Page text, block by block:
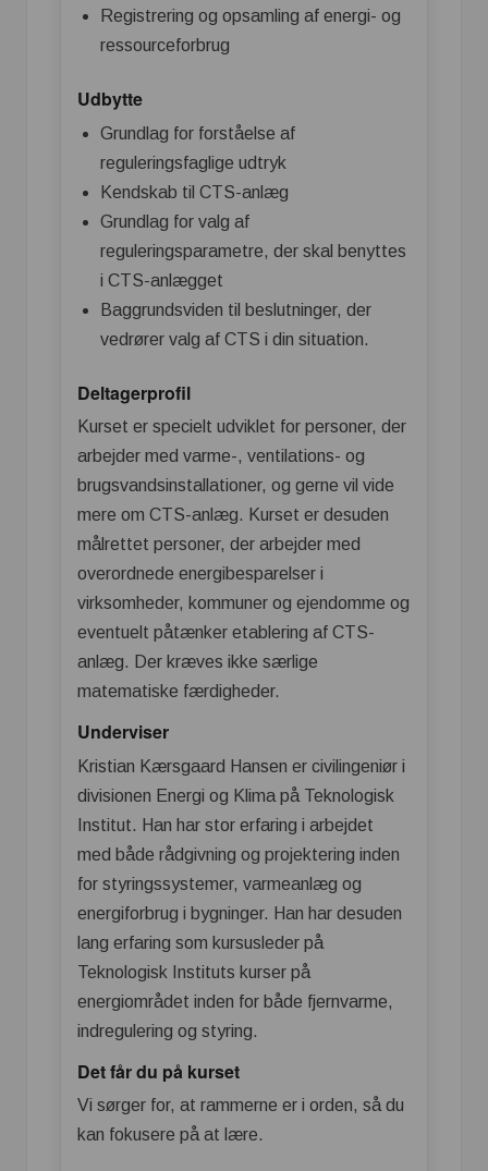
Registrering og opsamling af energi- og
ressourceforbrug
Udbytte
Grundlag for forståelse af
reguleringsfaglige udtryk
Kendskab til CTS-anlæg
Grundlag for valg af
reguleringsparametre, der skal benyttes
i CTS-anlægget
Baggrundsviden til beslutninger, der
vedrører valg af CTS i din situation.
Deltagerprofil
Kurset er specielt udviklet for personer, der
arbejder med varme-, ventilations- og
brugsvandsinstallationer, og gerne vil vide
mere om CTS-anlæg. Kurset er desuden
målrettet personer, der arbejder med
overordnede energibesparelser i
virksomheder, kommuner og ejendomme og
eventuelt påtænker etablering af CTS-
anlæg. Der kræves ikke særlige
matematiske færdigheder.
Underviser
Kristian Kærsgaard Hansen er civilingeniør i
divisionen Energi og Klima på Teknologisk
Institut. Han har stor erfaring i arbejdet
med både rådgivning og projektering inden
for styringssystemer, varmeanlæg og
energiforbrug i bygninger. Han har desuden
lang erfaring som kursusleder på
Teknologisk Instituts kurser på
energiområdet inden for både fjernvarme,
indregulering og styring.
Det får du på kurset
Vi sørger for, at rammerne er i orden, så du
kan fokusere på at lære.